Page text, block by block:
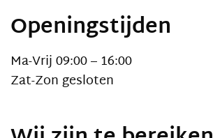
Openingstijden
Ma-Vrij 09:00 – 16:00
Zat-Zon gesloten